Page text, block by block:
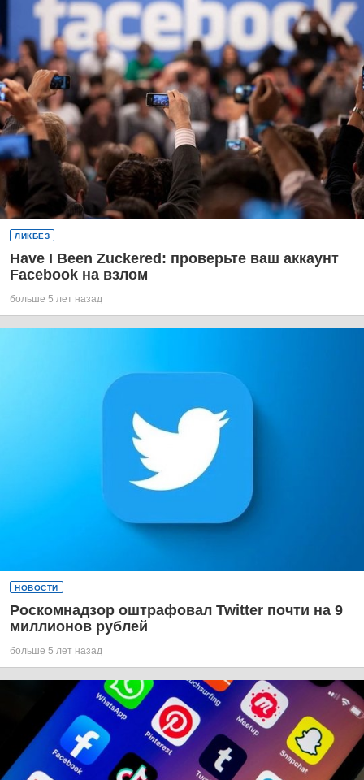
ЛИКБЕЗ
Have I Been Zuckered: проверьте ваш аккаунт
Facebook на взлом
больше 5 лет назад
НОВОСТИ
Роскомнадзор оштрафовал Twitter почти на 9
миллионов рублей
больше 5 лет назад